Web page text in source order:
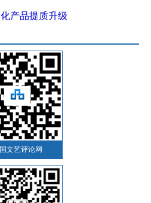
产品提质升级
文艺评论网